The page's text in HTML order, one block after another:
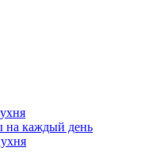
на каждый день